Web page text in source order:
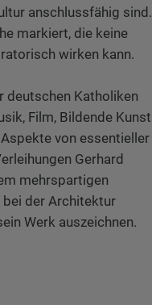
anschlussfähig sind.
markiert, die keine
wirken kann.
deutschen Katholiken
Film, Bildende Kunst
von essentieller
Gerhard
mehrspartigen
der Architektur
Werk auszeichnen.